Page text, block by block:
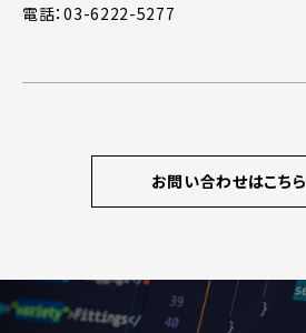
電話：03-6222-5277
お問い合わせはこちら